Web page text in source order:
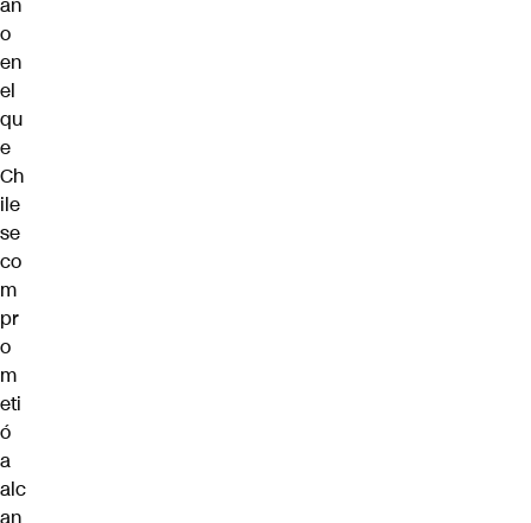
o
en
el
qu
e
Ch
ile
se
co
m
pr
o
m
eti
ó
a
alc